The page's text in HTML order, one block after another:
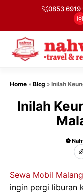
isi
0853 6919
Home » Blog » Inilah
Inilah
Sewa Mobil
ingin pergi liburan